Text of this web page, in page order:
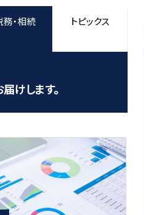
務・相続 トピックス
届けします。